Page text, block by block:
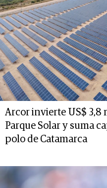
Arcor invierte US$ 3,8
Parque Solar y suma
polo de Catamarca